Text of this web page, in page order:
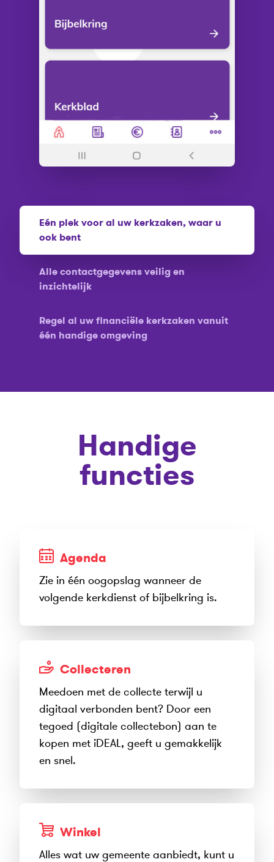
Eén plek voor al uw kerkzaken, waar u
ook bent
Alle contactgegevens veilig en
inzichtelijk
Regel al uw financiële kerkzaken vanuit
één handige omgeving
Handige
functies
Agenda
Zie in één oogopslag wanneer de
volgende kerkdienst of bijbelkring is.
Collecteren
Meedoen met de collecte terwijl u
digitaal verbonden bent? Door een
tegoed (digitale collectebon) aan te
kopen met iDEAL, geeft u gemakkelijk
en snel.
Winkel
Alles wat uw gemeente aanbiedt, kunt u